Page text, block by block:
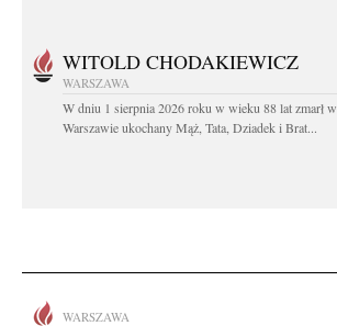
WITOLD CHODAKIEWICZ
WARSZAWA
W dniu 1 sierpnia 2026 roku w wieku 88 lat zmarł w
Warszawie ukochany Mąż, Tata, Dziadek i Brat...
WARSZAWA